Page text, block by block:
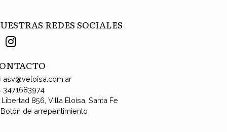
REDES SOCIALES
asv@veloisa.com.ar
3471683974
Libertad 856, Villa Eloísa, Santa Fe
de arrepentimiento